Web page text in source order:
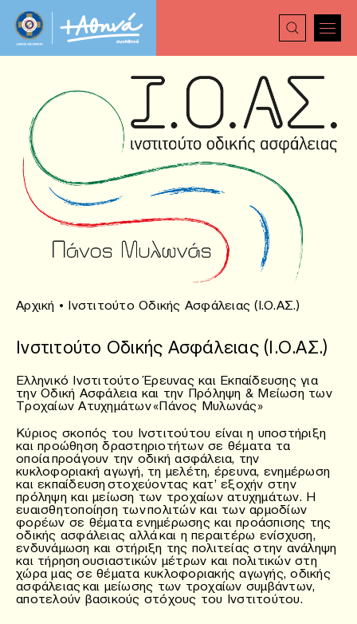
Αρχική • Ινστιτούτο Οδικής Ασφάλειας (Ι.Ο.ΑΣ.)
Ινστιτούτο Οδικής Ασφάλειας (Ι.Ο.ΑΣ.)
Ελληνικό Ινστιτούτο Έρευνας και Εκπαίδευσης για
την Οδική Ασφάλεια και την Πρόληψη & Μείωση των
Τροχαίων Ατυχημάτων «Πάνος Μυλωνάς»
Κύριος σκοπός του Ινστιτούτου είναι η υποστήριξη
και προώθηση δραστηριοτήτων σε θέματα τα
οποία προάγουν την οδική ασφάλεια, την
κυκλοφοριακή αγωγή, τη μελέτη, έρευνα, ενημέρωση
και εκπαίδευση στοχεύοντας κατ’ εξοχήν στην
πρόληψη και μείωση των τροχαίων ατυχημάτων. Η
ευαισθητοποίηση των πολιτών και των αρμοδίων
φορέων σε θέματα ενημέρωσης και προάσπισης της
οδικής ασφάλειας αλλά και η περαιτέρω ενίσχυση,
ενδυνάμωση και στήριξη της πολιτείας στην ανάληψη
και τήρηση ουσιαστικών μέτρων και πολιτικών στη
χώρα μας σε θέματα κυκλοφοριακής αγωγής, οδικής
ασφάλειας και μείωσης των τροχαίων συμβάντων,
αποτελούν βασικούς στόχους του Ινστιτούτου.